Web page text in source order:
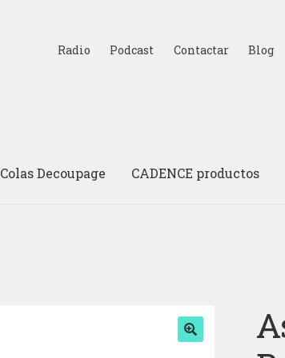
Radio Podcast Contactar Blog
Colas Decoupage CADENCE productos